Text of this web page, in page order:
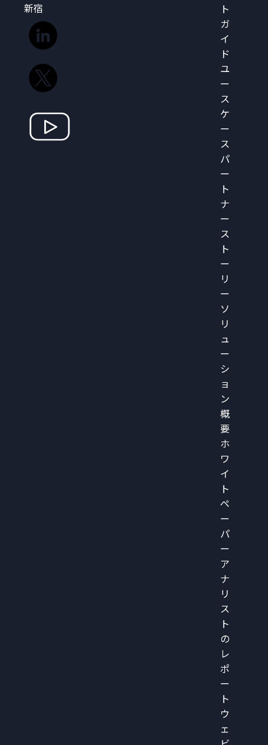
新宿
ト
ガ
イ
ド
ユ
ー
ス
ケ
ー
ス
パ
ー
ト
ナ
ー
ス
ト
ー
リ
ー
ソ
リ
ュ
ー
シ
ョ
ン
概
要
ホ
ワ
イ
ト
ペ
ー
パ
ー
ア
ナ
リ
ス
ト
の
レ
ポ
ー
ト
ウ
ェ